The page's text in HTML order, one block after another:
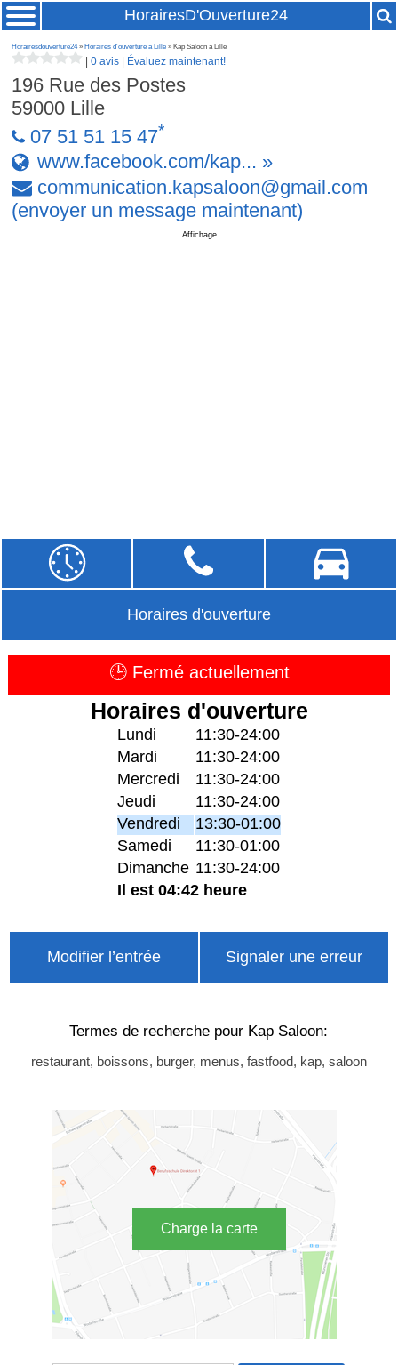
HorairesD'Ouverture24
Horairesdouverture24» Horaires d'ouverture à Lille » Kap Saloon à Lille
|0 avis Évaluez maintenant!
196 Rue des Postes
59000 Lille
07 51 51 15 47*
www.facebook.com/kap... »
communication.kapsaloon@gmail.com
(envoyer un message maintenant)
Affichage
Horaires d'ouverture
🕒 Fermé actuellement
Horaires d'ouverture
Lundi
11:30-24:00
Mardi
11:30-24:00
Mercredi
11:30-24:00
Jeudi
11:30-24:00
Vendredi
13:30-01:00
Samedi
11:30-01:00
Dimanche 11:30-24:00
Il est 04:42 heure
Modifier l’entrée Signaler une erreur
Termes de recherche pour Kap Saloon:
restaurant, boissons, burger, menus, fastfood, kap, saloon
Charge la carte